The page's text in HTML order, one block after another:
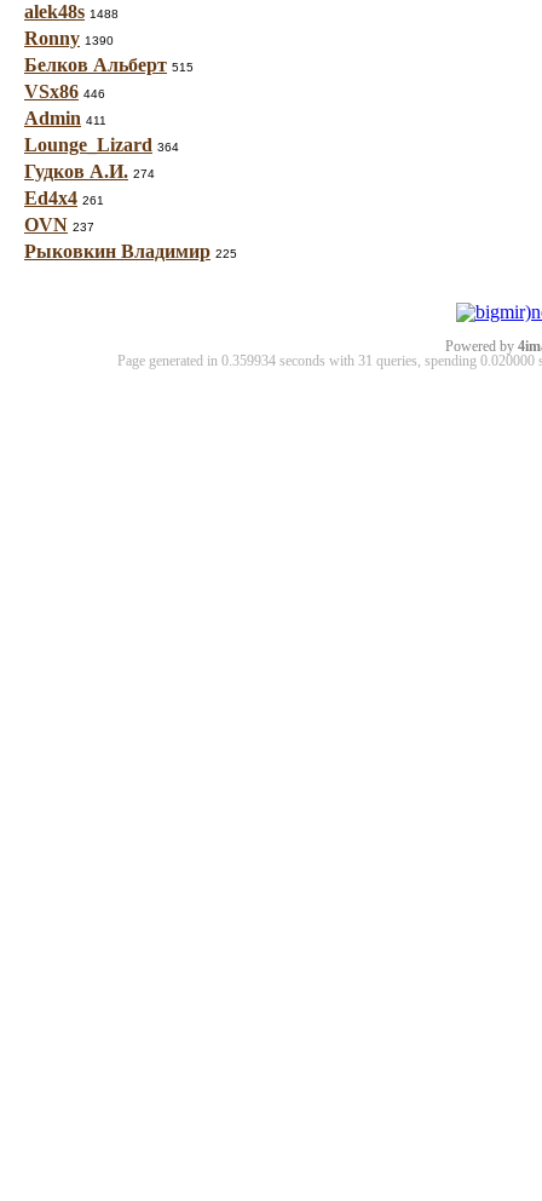
alek48s 1488
Ronny 1390
Белков Альберт 515
VSx86 446
Admin 411
Lounge_Lizard 364
Гудков А.И. 274
Ed4x4 261
OVN 237
Рыковкин Владимир 225
Powered by
Page generated in 0.359934 seconds with 31 queries, spending